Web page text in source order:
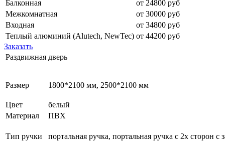
Балконная
от 24800 руб
Межкомнатная
от 30000 руб
Входная
от 34800 руб
Теплый алюминий (Alutech, NewTec) от 44200 руб
Заказать
Раздвижная дверь
Размер 1800*2100 мм, 2500*2100 мм
Цвет
белый
Материал
ПВХ
Тип ручки портальная ручка, портальная ручка с 2х сторон с